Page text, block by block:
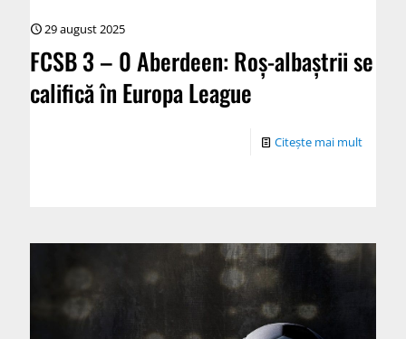
29 august 2025
FCSB 3 – 0 Aberdeen: Roș-albaștrii se
califică în Europa League
Citește mai mult